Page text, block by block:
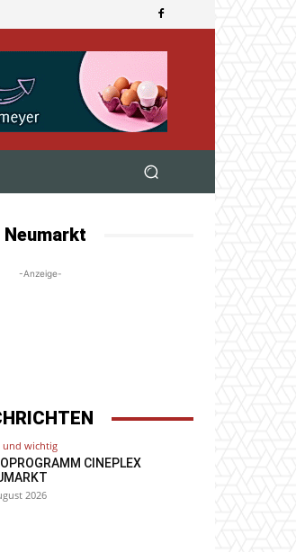
-Anzeige-
und wichtig
CINEPLEX
2026